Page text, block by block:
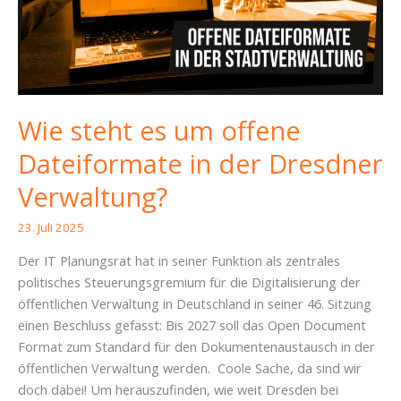
Wie steht es um offene
Dateiformate in der Dresdner
Verwaltung?
23. Juli 2025
Der IT Planungsrat hat in seiner Funktion als zentrales
politisches Steuerungsgremium für die Digitalisierung der
öffentlichen Verwaltung in Deutschland in seiner 46. Sitzung
einen Beschluss gefasst: Bis 2027 soll das Open Document
Format zum Standard für den Dokumentenaustausch in der
öffentlichen Verwaltung werden. Coole Sache, da sind wir
doch dabei! Um herauszufinden, wie weit Dresden bei